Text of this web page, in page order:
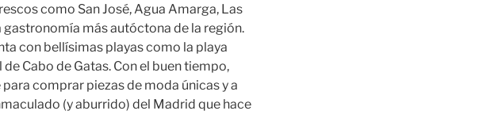
como San José, Agua Amarga, Las
más autóctona de la región.
con bellísimas playas como la playa
Cabo de Gatas. Con el buen tiempo,
para comprar piezas de moda únicas y a
(y aburrido) del Madrid que hace